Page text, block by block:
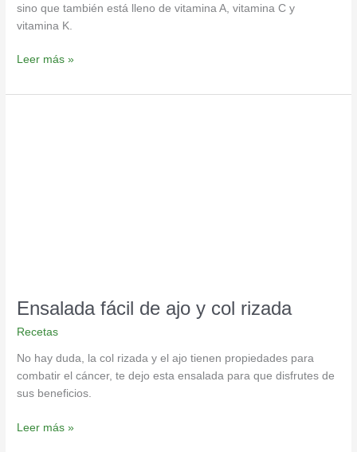
sino que también está lleno de vitamina A, vitamina C y
vitamina K.
Leer más »
Ensalada fácil de ajo y col rizada
Recetas
No hay duda, la col rizada y el ajo tienen propiedades para
combatir el cáncer, te dejo esta ensalada para que disfrutes de
sus beneficios.
Leer más »